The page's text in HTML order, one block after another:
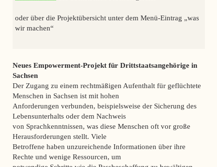
oder über die Projektübersicht unter dem Menü-Eintrag „was
wir machen“
Neues Empowerment-Projekt für Drittstaatsangehörige in
Sachsen
Der Zugang zu einem rechtmäßigen Aufenthalt für geflüchtete
Menschen in Sachsen ist mit hohen
Anforderungen verbunden, beispielsweise der Sicherung des
Lebensunterhalts oder dem Nachweis
von Sprachkenntnissen, was diese Menschen oft vor große
Herausforderungen stellt. Viele
Betroffene haben unzureichende Informationen über ihre
Rechte und wenige Ressourcen, um